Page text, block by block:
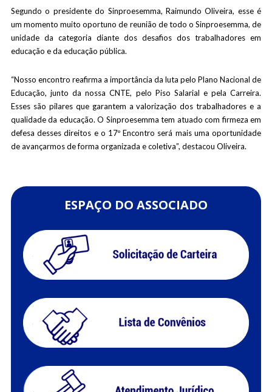
Segundo o presidente do Sinproesemma, Raimundo Oliveira, esse é
um momento muito oportuno de reunião de todo o Sinproesemma, de
unidade da categoria diante dos desafios dos trabalhadores em
educação e da educação pública.
“Nosso encontro reafirma a importância da luta pelo Plano Nacional de
Educação, junto da nossa CNTE, pelo Piso Salarial e pela Carreira.
Esses são pilares que garantem a valorização dos trabalhadores e a
qualidade da educação. O Sinproesemma tem atuado com firmeza em
defesa desses direitos e o 17º Encontro será mais uma oportunidade
de avançarmos de forma organizada e coletiva”, destacou Oliveira.
ESPAÇO DO ASSOCIADO